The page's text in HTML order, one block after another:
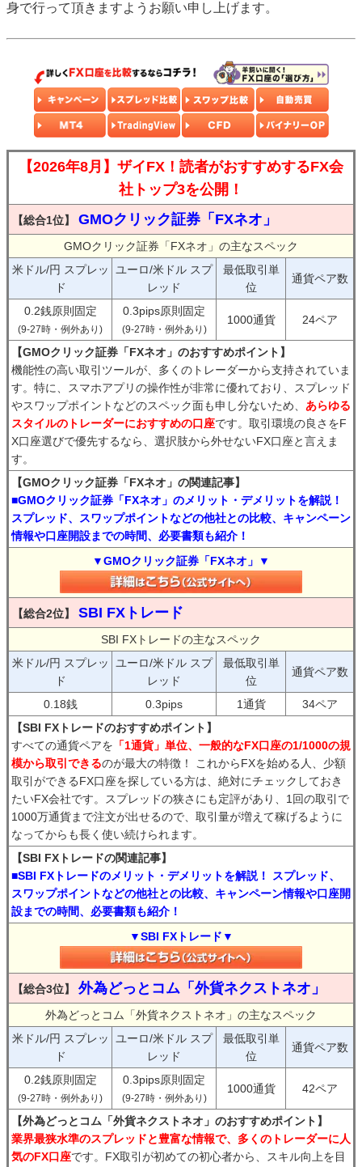
身で行って頂きますようお願い申し上げます。
【2026年8月】ザイFX！読者がおすすめするFX会
社トップ3を公開！
【総合1位】 GMOクリック証券「FXネオ」
GMOクリック証券「FXネオ」の主なスペック
米ドル/円 スプレッ
ド
ユーロ/米ドル スプ
レッド
最低取引単
位
通貨ペア数
0.2銭原則固定
(9-27時・例外あり)
0.3pips原則固定
(9-27時・例外あり)
1000通貨 24ペア
【GMOクリック証券「FXネオ」のおすすめポイント】
機能性の高い取引ツールが、多くのトレーダーから支持されていま
す。特に、スマホアプリの操作性が非常に優れており、スプレッド
やスワップポイントなどのスペック面も申し分ないため、 あらゆる
スタイルのトレーダーにおすすめの口座です。取引環境の良さをF
X口座選びで優先するなら、選択肢から外せないFX口座と言えま
す。
【GMOクリック証券「FXネオ」の関連記事】
■GMOクリック証券「FXネオ」のメリット・デメリットを解説！
スプレッド、スワップポイントなどの他社との比較、キャンペーン
情報や口座開設までの時間、必要書類も紹介！
▼GMOクリック証券「FXネオ」▼
【総合2位】 SBI FXトレード
SBI FXトレードの主なスペック
米ドル/円 スプレッ
ド
ユーロ/米ドル スプ
レッド
最低取引単
位
通貨ペア数
0.18銭 0.3pips 1通貨
34ペア
【SBI FXトレードのおすすめポイント】
すべての通貨ペアを 「1通貨」単位、一般的なFX口座の1/1000の規
模から取引できるのが最大の特徴！ これからFXを始める人、少額
取引ができるFX口座を探している方は、絶対にチェックしておき
たいFX会社です。スプレッドの狭さにも定評があり、1回の取引で
1000万通貨まで注文が出せるので、取引量が増えて稼げるように
なってからも長く使い続けられます。
【SBI FXトレードの関連記事】
■SBI FXトレードのメリット・デメリットを解説！ スプレッド、
スワップポイントなどの他社との比較、キャンペーン情報や口座開
設までの時間、必要書類も紹介！
▼SBI FXトレード▼
【総合3位】 外為どっとコム「外貨ネクストネオ」
外為どっとコム「外貨ネクストネオ」の主なスペック
米ドル/円 スプレッ
ド
ユーロ/米ドル スプ
レッド
最低取引単
位
通貨ペア数
0.2銭原則固定
(9-27時・例外あり)
0.3pips原則固定
(9-27時・例外あり)
1000通貨 42ペア
【外為どっとコム「外貨ネクストネオ」のおすすめポイント】
業界最狭水準のスプレッドと豊富な情報で、多くのトレーダーに人
気のFX口座です。FX取引が初めての初心者から、スキル向上を目